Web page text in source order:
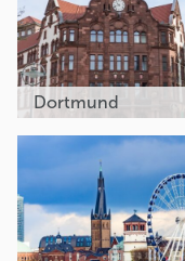
Dortmund